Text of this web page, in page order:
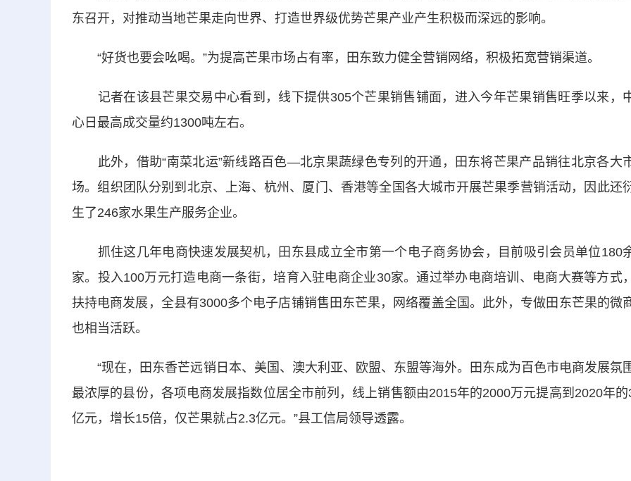
东召开，对推动当地芒果走向世界、打造世界级优势芒果产业产生积极而深远的影响。
“好货也要会吆喝。”为提高芒果市场占有率，田东致力健全营销网络，积极拓宽营销渠道。
记者在该县芒果交易中心看到，线下提供305个芒果销售铺面，进入今年芒果销售旺季以来，
心日最高成交量约1300吨左右。
此外，借助“南菜北运”新线路百色—北京果蔬绿色专列的开通，田东将芒果产品销往北京各大
场。组织团队分别到北京、上海、杭州、厦门、香港等全国各大城市开展芒果季营销活动，因此还
生了246家水果生产服务企业。
抓住这几年电商快速发展契机，田东县成立全市第一个电子商务协会，目前吸引会员单位180
家。投入100万元打造电商一条街，培育入驻电商企业30家。通过举办电商培训、电商大赛等方式，
扶持电商发展，全县有3000多个电子店铺销售田东芒果，网络覆盖全国。此外，专做田东芒果的微
也相当活跃。
“现在，田东香芒远销日本、美国、澳大利亚、欧盟、东盟等海外。田东成为百色市电商发展氛
最浓厚的县份，各项电商发展指数位居全市前列，线上销售额由2015年的2000万元提高到2020年的
亿元，增长15倍，仅芒果就占2.3亿元。”县工信局领导透露。